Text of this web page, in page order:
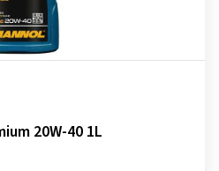
20W-40 1L